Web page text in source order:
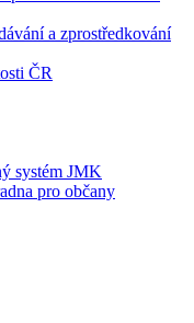
a zprostředkování
ČR
systém JMK
pro občany